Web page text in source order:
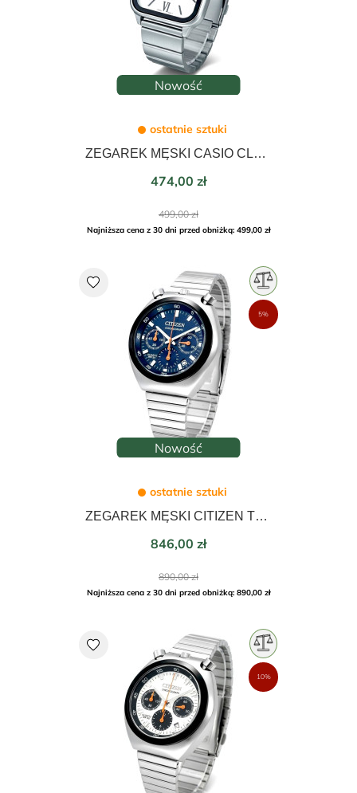
Nowość
ostatnie sztuki
ZEGAREK MĘSKI CASIO CLASSIC COLLECTION MOON PHASE 34mm MTP-M305D-7A2VDF
Cena
474,00 zł
Cena
podstawowa
499,00 zł
Najniższa cena z 30 dni przed obniżką: 499,00 zł
Nowość
ostatnie sztuki
ZEGAREK MĘSKI CITIZEN TSUNO BULLHEAD CHRONOGRAPH 38mm AN3660-81L
Cena
846,00 zł
Cena
podstawowa
890,00 zł
Najniższa cena z 30 dni przed obniżką: 890,00 zł
favorite
5%
favorite
10%